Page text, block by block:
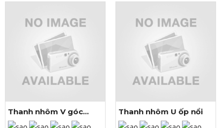
Thanh nhôm V góc
tường
Thanh nhôm U ốp nổi